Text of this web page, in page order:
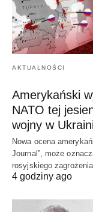
AKTUALNOŚCI
Amerykański
NATO tej
wojny w
Nowa ocena
Journal”, może
rosyjskiego
4 godziny ago